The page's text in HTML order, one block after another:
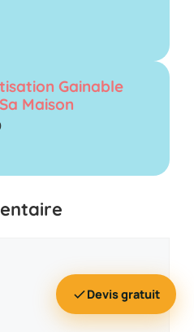
Gainable
Maison
Devis gratuit